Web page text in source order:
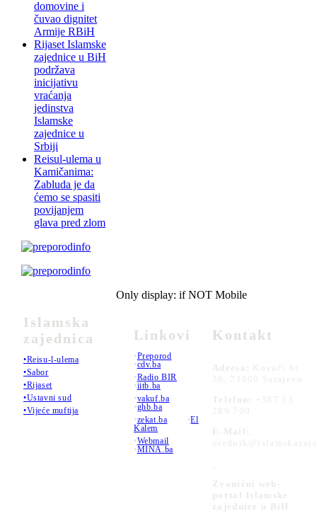
domovine i
čuvao dignitet
Armije RBiH
Rijaset Islamske
zajednice u BiH
podržava
inicijativu
vraćanja
jedinstva
Islamske
zajednice u
Srbiji
Reisul-ulema u
Kamičanima:
Zabluda je da
ćemo se spasiti
povijanjem
glava pred zlom
Islamska
zajednica
•Reisu-l-ulema
•Sabor
•Rijaset
•Ustavni sud
•Vijeće muftija
Only display: if NOT Mobile
Linkovi
•Preporod
•cdv.ba
•Radio BIR
•iitb.ba
•vakuf.ba
•ghb.ba
•zekat.ba •El
Kalem
•Webmail
•MINA.ba
Kontakt
Adresa:
Kovači br.
36, 71000 Sarajevo
Telefon:
+387 33
289 700
E-Mail:
Zvanični web-
portal Islamske
zajednice u BiH